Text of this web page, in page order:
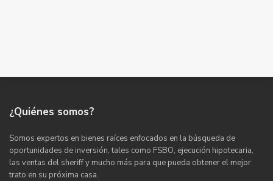
¿Quiénes somos?
Somos expertos en bienes raíces enfocados en la búsqueda de
oportunidades de inversión, tales como FSBO, ejecución hipotecaria,
las ventas del sheriff y mucho más para que pueda obtener el mejor
trato en su próxima casa.